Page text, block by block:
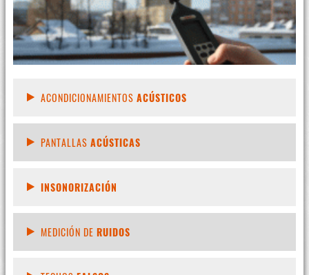
ACONDICIONAMIENTOS ACÚSTICOS
PANTALLAS ACÚSTICAS
INSONORIZACIÓN
MEDICIÓN DE RUIDOS